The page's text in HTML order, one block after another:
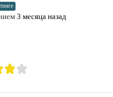
3 месяца назад